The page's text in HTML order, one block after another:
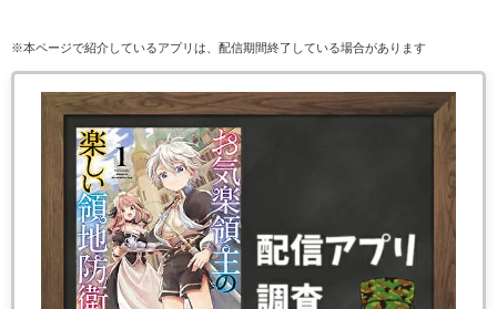
※本ページで紹介しているアプリは、配信期間終了している場合があります